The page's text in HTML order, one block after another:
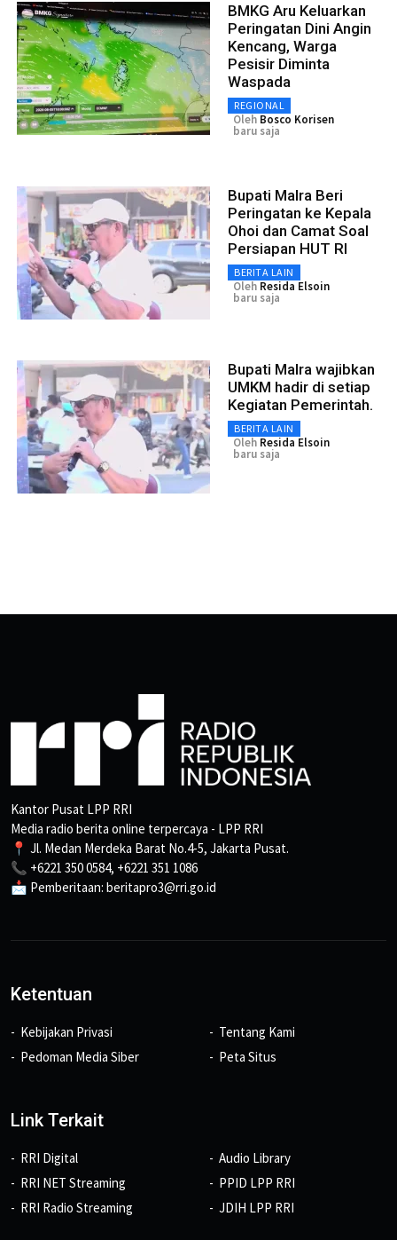
BMKG Aru Keluarkan
Peringatan Dini Angin
Kencang, Warga
Pesisir Diminta
Waspada
REGIONAL
Oleh Bosco Korisen
baru saja
Bupati Malra Beri
Peringatan ke Kepala
Ohoi dan Camat Soal
Persiapan HUT RI
BERITA LAIN
Oleh Resida Elsoin
baru saja
Bupati Malra wajibkan
UMKM hadir di setiap
Kegiatan Pemerintah.
BERITA LAIN
Oleh Resida Elsoin
baru saja
Kantor Pusat LPP RRI
Media radio berita online terpercaya - LPP RRI
📍 Jl. Medan Merdeka Barat No.4-5, Jakarta Pusat.
📞 +6221 350 0584, +6221 351 1086
📩 Pemberitaan: beritapro3@rri.go.id
Ketentuan
Kebijakan Privasi
Pedoman Media Siber
Tentang Kami
Peta Situs
Link Terkait
RRI Digital
RRI NET Streaming
RRI Radio Streaming
Audio Library
PPID LPP RRI
JDIH LPP RRI